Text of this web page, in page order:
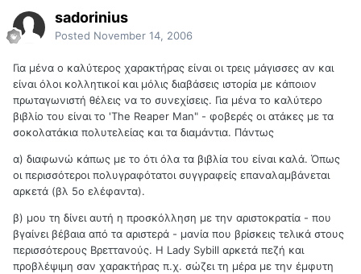
sadorinius
Posted November 14, 2006
Για μένα ο καλύτερος χαρακτήρας είναι οι τρεις μάγισσες αν και
είναι όλοι κολλητικοί και μόλις διαβάσεις ιστορία με κάποιον
πρωταγωνιστή θέλεις να το συνεχίσεις. Για μένα το καλύτερο
βιβλίο του είναι το 'The Reaper Man" - φοβερές οι ατάκες με τα
σοκολατάκια πολυτελείας και τα διαμάντια. Πάντως
α) διαφωνώ κάπως με το ότι όλα τα βιβλία του είναι καλά. Όπως
οι περισσότεροι πολυγραφότατοι συγγραφείς επαναλαμβάνεται
αρκετά (βλ 5ο ελέφαντα).
β) μου τη δίνει αυτή η προσκόλληση με την αριστοκρατία - που
βγαίνει βέβαια από τα αριστερά - μανία που βρίσκεις τελικά στους
περισσότερους Βρεττανούς. Η Lady Sybill αρκετά πεζή και
προβλέψιμη σαν χαρακτήρας π.χ. σώζει τη μέρα με την έμφυτη